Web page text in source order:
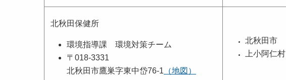
北秋田保健所
環境指導課 環境対策チーム
〒018-3331
北秋田市鷹巣字東中岱76-1 （地図）
北秋田市
上小阿仁村